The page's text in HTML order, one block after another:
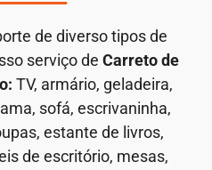
de diverso tipos de
serviço de Carreto de
TV, armário, geladeira,
sofá, escrivaninha,
estante de livros,
de escritório, mesas,